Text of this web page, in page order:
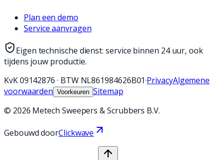
Plan een demo
Service aanvragen
Eigen technische dienst: service binnen 24 uur, ook
tijdens jouw productie.
KvK09142876 · BTW NL861984626B01·PrivacyAlgemene
voorwaarden Voorkeuren Sitemap
© 2026 Metech Sweepers & Scrubbers B.V.
Gebouwd doorClickwave